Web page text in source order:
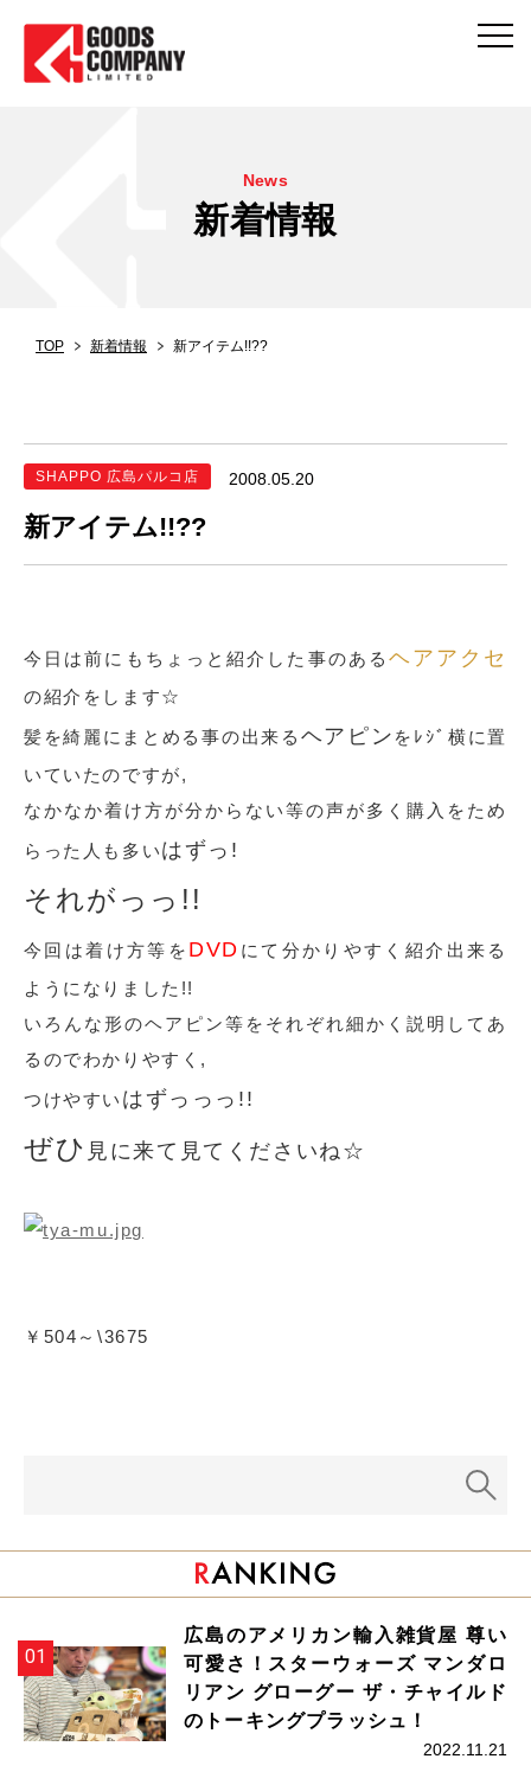
News
新着情報
TOP 新着情報 新アイテム!!??
SHAPPO 広島パルコ店 2008.05.20
新アイテム!!??
今日は前にもちょっと紹介した事のある ヘアアクセ
の紹介をします☆
髪を綺麗にまとめる事の出来る ヘアピン をﾚｼﾞ横に置
いていたのですが,
なかなか着け方が分からない等の声が多く購入をため
らった人も多いはずっ!
それがっっ!!
今回は着け方等を DVD にて分かりやすく紹介出来る
ようになりました!!
いろんな形のヘアピン等をそれぞれ細かく説明してあ
るのでわかりやすく,
つけやすい はずっっっ!!
ぜひ 見に来て見てくださいね☆
￥504～\3675
広島のアメリカン輸入雑貨屋 尊い
可愛さ！スターウォーズ マンダロ
リアン グローグー ザ・チャイルド
のトーキングプラッシュ！
2022.11.21